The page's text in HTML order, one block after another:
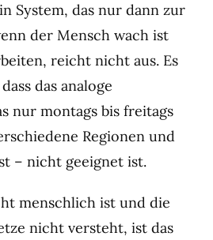
System, das nur dann zur
der Mensch wach ist
reicht nicht aus. Es
das analoge
nur montags bis freitags
Regionen und
– nicht geeignet ist.
menschlich ist und die
nicht versteht, ist das